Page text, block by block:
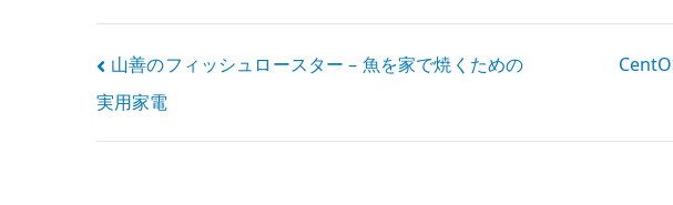
け
表示の注意点
投
稿
山善のフィッシュロースター – 魚を家で焼くための
実用家電